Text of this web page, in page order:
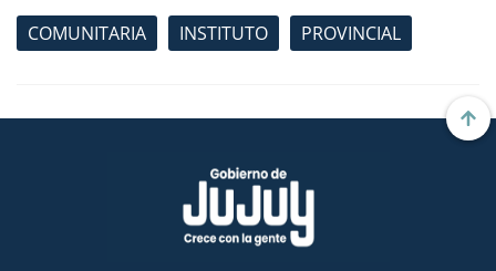
COMUNITARIA INSTITUTO PROVINCIAL